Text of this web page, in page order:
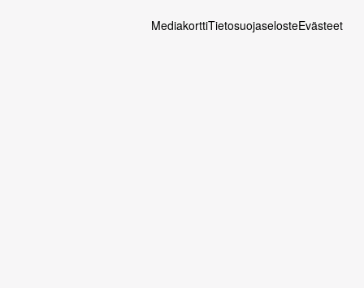
MediakorttiTietosuojaselosteEvästeet